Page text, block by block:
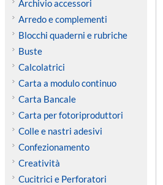
Archivio accessori
Arredo e complementi
Blocchi quaderni e rubriche
Buste
Calcolatrici
Carta a modulo continuo
Carta Bancale
Carta per fotoriproduttori
Colle e nastri adesivi
Confezionamento
Creatività
Cucitrici e Perforatori